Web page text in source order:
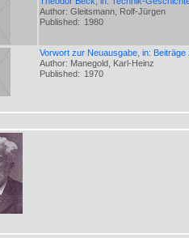
Author: Gleitsmann, Rolf-Jürgen
Published: 1980
Vorwort zur Neuausgabe, in:
Author: Manegold, Karl-Heinz
Published: 1970